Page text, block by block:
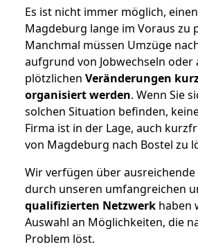
Es ist nicht immer möglich,
Magdeburg lange im Voraus zu
Manchmal müssen Umzüge
aufgrund von Jobwechseln oder
plötzlichen Veränderungen
organisiert werden. Wenn Sie
solchen Situation befinden,
Firma ist in der Lage, auch
von Magdeburg nach Bostel zu
Wir verfügen über ausreichende
durch unseren umfangreichen
qualifizierten Netzwerk haben
Auswahl an Möglichkeiten, die
Problem löst.